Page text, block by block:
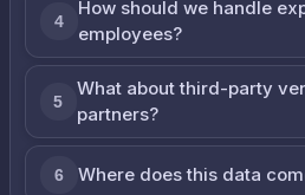
4
How should we handle
employees?
5
What about third-party
partners?
6 Where does this data